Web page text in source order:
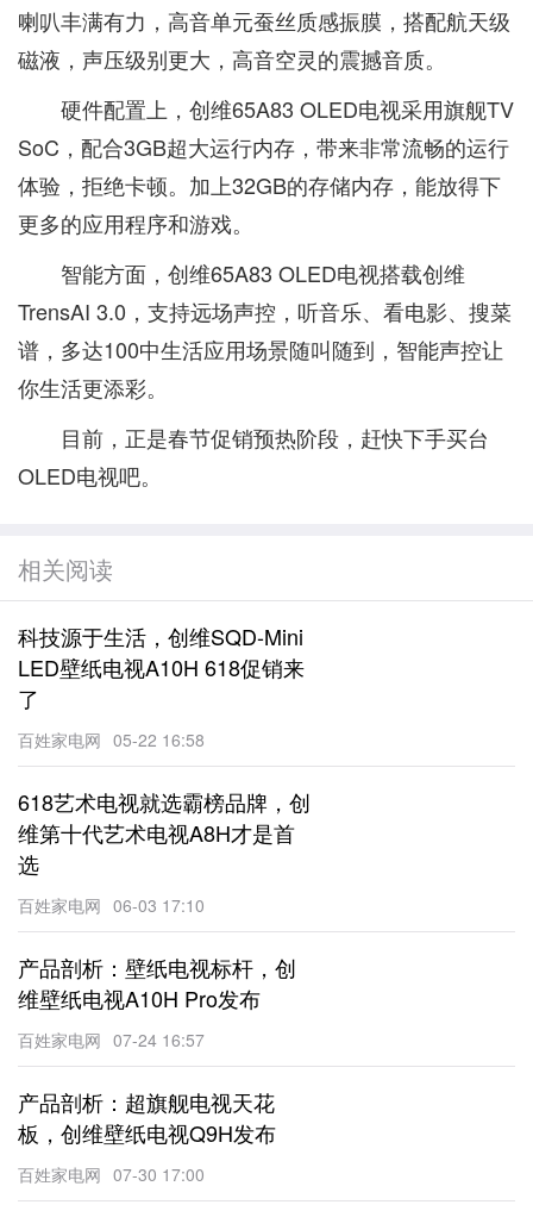
喇叭丰满有力，高音单元蚕丝质感振膜，搭配航天级
磁液，声压级别更大，高音空灵的震撼音质。
硬件配置上，创维65A83 OLED电视采用旗舰TV
SoC，配合3GB超大运行内存，带来非常流畅的运行
体验，拒绝卡顿。加上32GB的存储内存，能放得下
更多的应用程序和游戏。
智能方面，创维65A83 OLED电视搭载创维
TrensAI 3.0，支持远场声控，听音乐、看电影、搜菜
谱，多达100中生活应用场景随叫随到，智能声控让
你生活更添彩。
目前，正是春节促销预热阶段，赶快下手买台
OLED电视吧。
相关阅读
科技源于生活，创维SQD-Mini
LED壁纸电视A10H 618促销来
了
百姓家电网 05-22 16:58
618艺术电视就选霸榜品牌，创
维第十代艺术电视A8H才是首
选
百姓家电网 06-03 17:10
产品剖析：壁纸电视标杆，创
维壁纸电视A10H Pro发布
百姓家电网 07-24 16:57
产品剖析：超旗舰电视天花
板，创维壁纸电视Q9H发布
百姓家电网 07-30 17:00